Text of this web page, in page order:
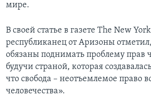
мире.
В своей статье в газете The New
республиканец от Аризоны
обязаны поднимать проблему прав
будучи страной, которая
что свобода – неотъемлемое право
человечества».